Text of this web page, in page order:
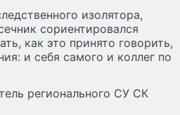
изолятора,
сориентировался
как это принято говорить,
и себя самого и коллег по
регионального СУ СК